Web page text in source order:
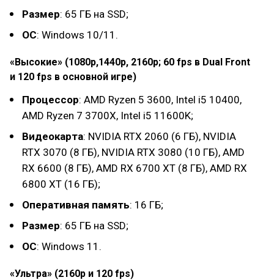
Размер: 65 ГБ на SSD;
ОС: Windows 10/11.
«Высокие» (1080p,1440p, 2160p; 60 fps в Dual Front
и 120 fps в основной игре)
Процессор: AMD Ryzen 5 3600, Intel i5 10400,
AMD Ryzen 7 3700X, Intel i5 11600K;
Видеокарта: NVIDIA RTX 2060 (6 ГБ), NVIDIA
RTX 3070 (8 ГБ), NVIDIA RTX 3080 (10 ГБ), AMD
RX 6600 (8 ГБ), AMD RX 6700 XT (8 ГБ), AMD RX
6800 XT (16 ГБ);
Оперативная память: 16 ГБ;
Размер: 65 ГБ на SSD;
ОС: Windows 11.
«Ультра» (2160p и 120 fps)